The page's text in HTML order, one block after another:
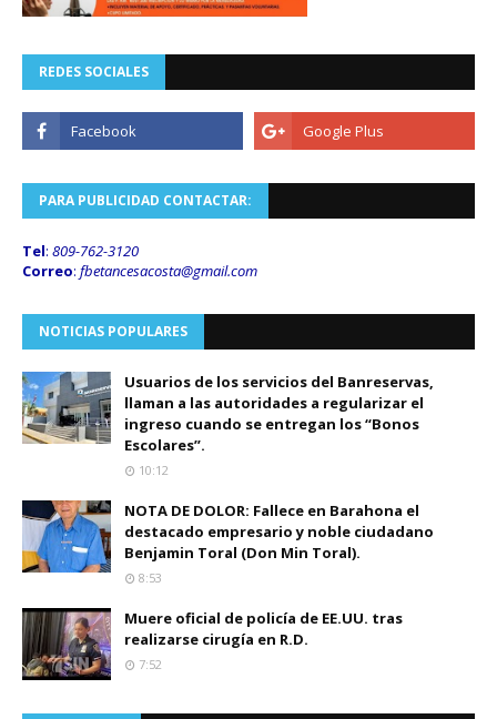
REDES SOCIALES
PARA PUBLICIDAD CONTACTAR:
Tel: 809-762-3120
Correo: fbetancesacosta@gmail.com
NOTICIAS POPULARES
Usuarios de los servicios del Banreservas,
llaman a las autoridades a regularizar el
ingreso cuando se entregan los “Bonos
Escolares”.
10:12
NOTA DE DOLOR: Fallece en Barahona el
destacado empresario y noble ciudadano
Benjamin Toral (Don Min Toral).
8:53
Muere oficial de policía de EE.UU. tras
realizarse cirugía en R.D.
7:52